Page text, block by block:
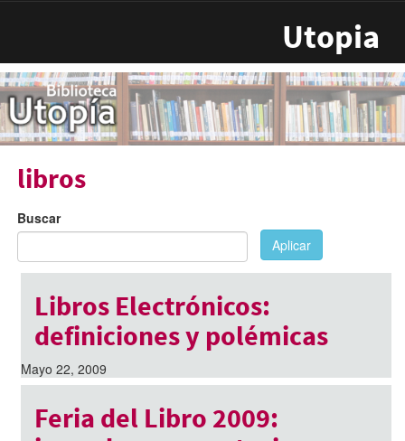
Utopia
libros
Buscar
Aplicar
Libros Electrónicos:
definiciones y polémicas
Mayo 22, 2009
Feria del Libro 2009: